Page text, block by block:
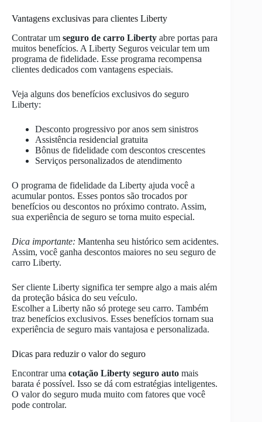
Vantagens exclusivas para clientes Liberty
Contratar um seguro de carro Liberty abre portas para
muitos benefícios. A Liberty Seguros veicular tem um
programa de fidelidade. Esse programa recompensa
clientes dedicados com vantagens especiais.
Veja alguns dos benefícios exclusivos do seguro
Liberty:
Desconto progressivo por anos sem sinistros
Assistência residencial gratuita
Bônus de fidelidade com descontos crescentes
Serviços personalizados de atendimento
O programa de fidelidade da Liberty ajuda você a
acumular pontos. Esses pontos são trocados por
benefícios ou descontos no próximo contrato. Assim,
sua experiência de seguro se torna muito especial.
Dica importante: Mantenha seu histórico sem acidentes.
Assim, você ganha descontos maiores no seu seguro de
carro Liberty.
Ser cliente Liberty significa ter sempre algo a mais além
da proteção básica do seu veículo.
Escolher a Liberty não só protege seu carro. Também
traz benefícios exclusivos. Esses benefícios tornam sua
experiência de seguro mais vantajosa e personalizada.
Dicas para reduzir o valor do seguro
Encontrar uma cotação Liberty seguro auto mais
barata é possível. Isso se dá com estratégias inteligentes.
O valor do seguro muda muito com fatores que você
pode controlar.